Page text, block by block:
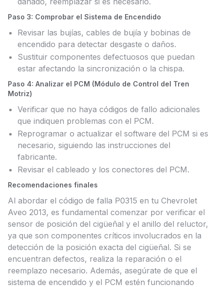
Paso 3: Comprobar el Sistema de Encendido
Revisar las bujías, cables de bujía y bobinas de
encendido para detectar desgaste o daños.
Sustituir componentes defectuosos que puedan
estar afectando la sincronización o la chispa.
Paso 4: Analizar el PCM (Módulo de Control del Tren
Motriz)
Verificar que no haya códigos de fallo adicionales
que indiquen problemas con el PCM.
Reprogramar o actualizar el software del PCM si es
necesario, siguiendo las instrucciones del
fabricante.
Revisar el cableado y los conectores del PCM.
Recomendaciones finales
Al abordar el código de falla P0315 en tu Chevrolet
Aveo 2013, es fundamental comenzar por verificar el
sensor de posición del cigüeñal y el anillo del reluctor,
ya que son componentes críticos involucrados en la
detección de la posición exacta del cigüeñal. Si se
encuentran defectos, realiza la reparación o el
reemplazo necesario. Además, asegúrate de que el
sistema de encendido y el PCM estén funcionando